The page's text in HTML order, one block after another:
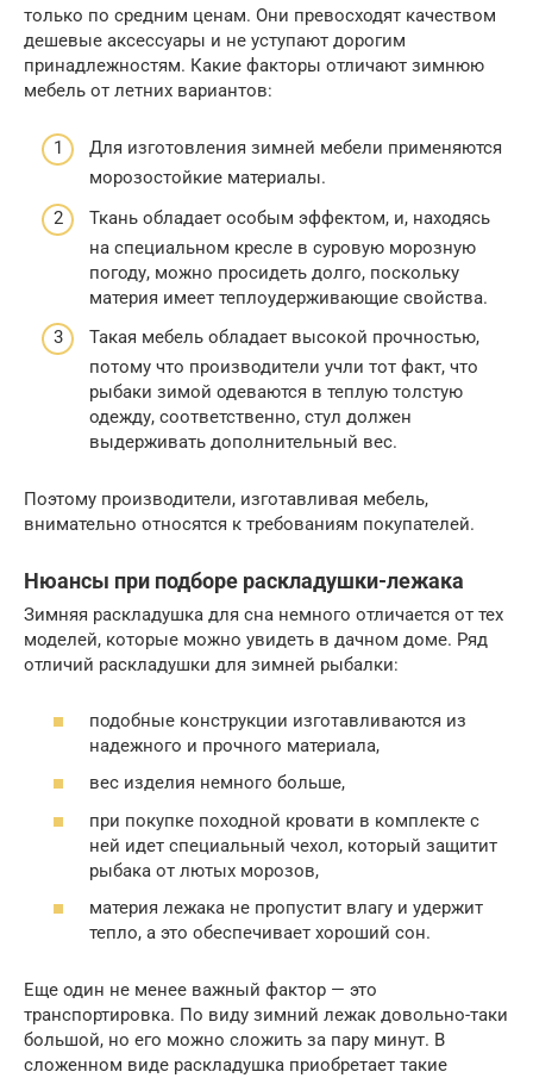
только по средним ценам. Они превосходят качеством
дешевые аксессуары и не уступают дорогим
принадлежностям. Какие факторы отличают зимнюю
мебель от летних вариантов:
Для изготовления зимней мебели применяются
морозостойкие материалы.
Ткань обладает особым эффектом, и, находясь
на специальном кресле в суровую морозную
погоду, можно просидеть долго, поскольку
материя имеет теплоудерживающие свойства.
Такая мебель обладает высокой прочностью,
потому что производители учли тот факт, что
рыбаки зимой одеваются в теплую толстую
одежду, соответственно, стул должен
выдерживать дополнительный вес.
Поэтому производители, изготавливая мебель,
внимательно относятся к требованиям покупателей.
Нюансы при подборе раскладушки-лежака
Зимняя раскладушка для сна немного отличается от тех
моделей, которые можно увидеть в дачном доме. Ряд
отличий раскладушки для зимней рыбалки:
подобные конструкции изготавливаются из
надежного и прочного материала,
вес изделия немного больше,
при покупке походной кровати в комплекте с
ней идет специальный чехол, который защитит
рыбака от лютых морозов,
материя лежака не пропустит влагу и удержит
тепло, а это обеспечивает хороший сон.
Еще один не менее важный фактор — это
транспортировка. По виду зимний лежак довольно-таки
большой, но его можно сложить за пару минут. В
сложенном виде раскладушка приобретает такие